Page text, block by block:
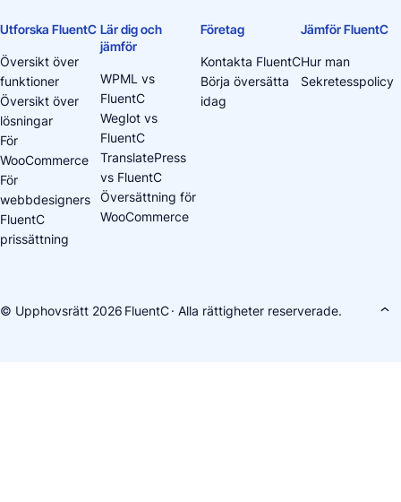
Utforska FluentC
Översikt över
funktioner
Översikt över
lösningar
För
WooCommerce
För
webbdesigners
FluentC
prissättning
Lär dig och
jämför
WPML vs
FluentC
Weglot vs
FluentC
TranslatePress
vs FluentC
Översättning för
WooCommerce
Företag
Kontakta FluentC
Börja översätta
idag
Jämför FluentC
Hur man
Sekretesspolicy
© Upphovsrätt 2026 FluentC· Alla rättigheter reserverade.